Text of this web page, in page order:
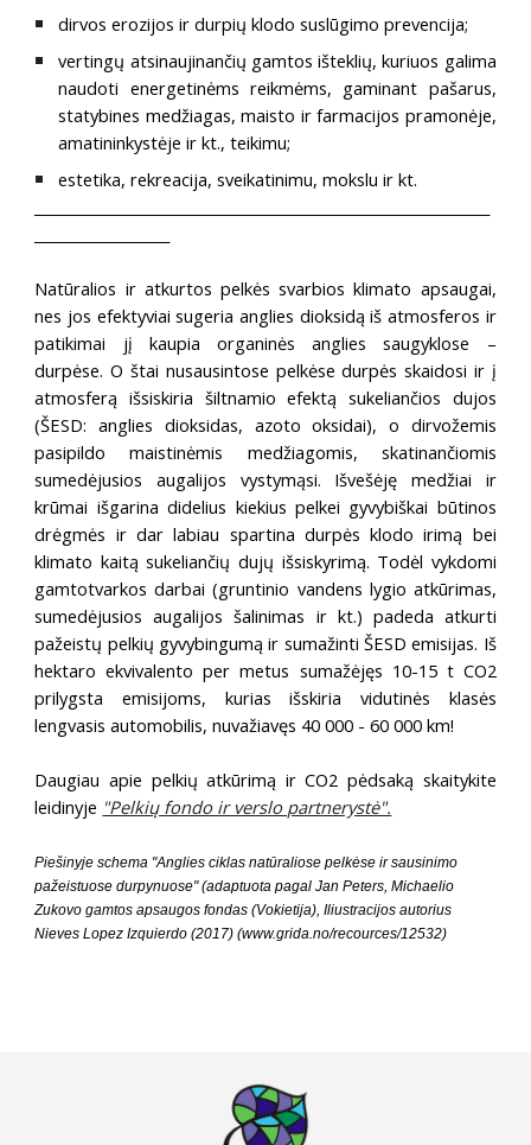
dirvos erozijos ir durpių klodo suslūgimo prevencija;
vertingų atsinaujinančių gamtos išteklių, kuriuos galima
naudoti energetinėms reikmėms, gaminant pašarus,
statybines medžiagas, maisto ir farmacijos pramonėje,
amatininkystėje ir kt., teikimu;
estetika, rekreacija, sveikatinimu, mokslu ir kt.
Natūralios ir atkurtos pelkės svarbios klimato apsaugai,
nes jos efektyviai sugeria anglies dioksidą iš atmosferos ir
patikimai jį kaupia organinės anglies saugyklose –
durpėse. O štai nusausintose pelkėse durpės skaidosi ir į
atmosferą išsiskiria šiltnamio efektą sukeliančios dujos
(ŠESD: anglies dioksidas, azoto oksidai), o dirvožemis
pasipildo maistinėmis medžiagomis, skatinančiomis
sumedėjusios augalijos vystymąsi. Išvešėję medžiai ir
krūmai išgarina didelius kiekius pelkei gyvybiškai būtinos
drėgmės ir dar labiau spartina durpės klodo irimą bei
klimato kaitą sukeliančių dujų išsiskyrimą. Todėl vykdomi
gamtotvarkos darbai (gruntinio vandens lygio atkūrimas,
sumedėjusios augalijos šalinimas ir kt.) padeda atkurti
pažeistų pelkių gyvybingumą ir sumažinti ŠESD emisijas. Iš
hektaro ekvivalento per metus sumažėjęs 10-15 t CO2
prilygsta emisijoms, kurias išskiria vidutinės klasės
lengvasis automobilis, nuvažiavęs 40 000 - 60 000 km!
Daugiau apie pelkių atkūrimą ir CO2 pėdsaką skaitykite
leidinyje "Pelkių fondo ir verslo partnerystė".
Piešinyje schema "Anglies ciklas natūraliose pelkėse ir sausinimo
pažeistuose durpynuose" (adaptuota pagal Jan Peters, Michaelio
Zukovo gamtos apsaugos fondas (Vokietija), Iliustracijos autorius
Nieves Lopez Izquierdo (2017) (www.grida.no/recources/12532)